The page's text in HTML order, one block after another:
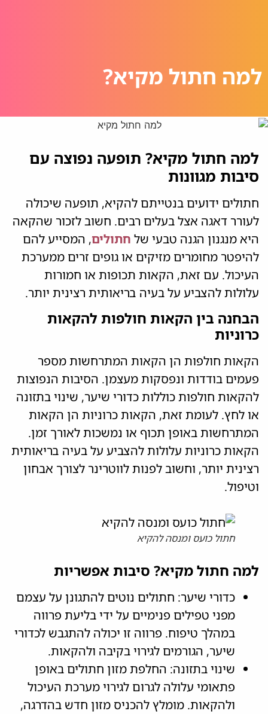
למה חתול מקיא?
למה חתול מקיא? תופעה נפוצה עם
סיבות מגוונות
חתולים ידועים בנטייתם להקיא, תופעה שיכולה
לעורר דאגה אצל בעלים רבים. חשוב לזכור שהקאה
היא מנגנון הגנה טבעי של חתולים, המסייע להם
להיפטר מחומרים מזיקים או גופים זרים ממערכת
העיכול. עם זאת, הקאות תכופות או חמורות
עלולות להצביע על בעיה בריאותית רצינית יותר.
הבחנה בין הקאות חולפות להקאות
כרוניות
הקאות חולפות הן הקאות המתרחשות מספר
פעמים בודדות ונפסקות מעצמן. הסיבות הנפוצות
להקאות חולפות כוללות כדורי שיער, שינוי בתזונה
או לחץ. לעומת זאת, הקאות כרוניות הן הקאות
המתרחשות באופן תכוף או נמשכות לאורך זמן.
הקאות כרוניות עלולות להצביע על בעיה בריאותית
רצינית יותר, וחשוב לפנות לווטרינר לצורך אבחון
וטיפול.
חתול כועס ומנסה להקיא
למה חתול מקיא? סיבות אפשריות
כדורי שיער: חתולים נוטים להתגונן על עצמם
מפני טפילים פנימיים על ידי בליעת פרווה
במהלך טיפוח. פרווה זו יכולה להתגבש לכדורי
שיער, הגורמים לגירוי בקיבה ולהקאות.
שינוי בתזונה: החלפת מזון חתולים באופן
פתאומי עלולה לגרום לגירוי מערכת העיכול
ולהקאות. מומלץ להכניס מזון חדש בהדרגה,